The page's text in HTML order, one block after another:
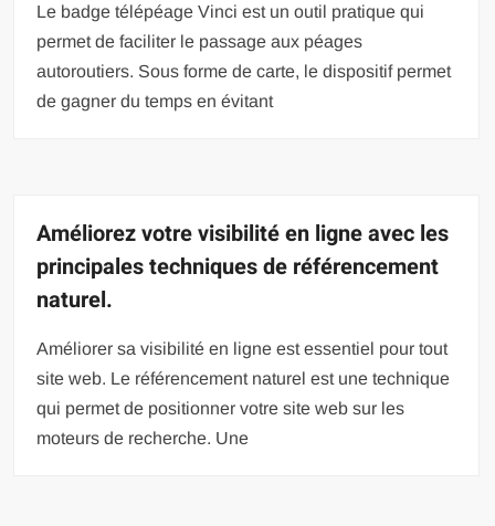
Le badge télépéage Vinci est un outil pratique qui
permet de faciliter le passage aux péages
autoroutiers. Sous forme de carte, le dispositif permet
de gagner du temps en évitant
Améliorez votre visibilité en ligne avec les
principales techniques de référencement
naturel.
Améliorer sa visibilité en ligne est essentiel pour tout
site web. Le référencement naturel est une technique
qui permet de positionner votre site web sur les
moteurs de recherche. Une